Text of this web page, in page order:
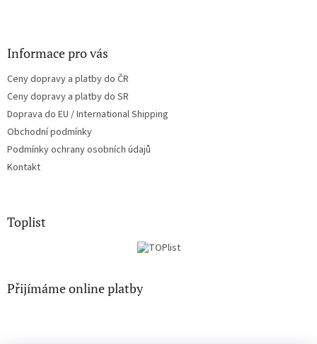
Informace pro vás
Ceny dopravy a platby do ČR
Ceny dopravy a platby do SR
Doprava do EU / International Shipping
Obchodní podmínky
Podmínky ochrany osobních údajů
Kontakt
Toplist
Přijímáme online platby